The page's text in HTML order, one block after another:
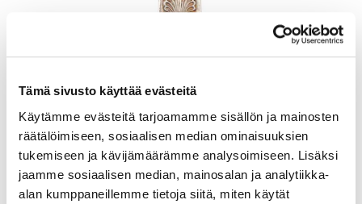
Tämä sivusto käyttää evästeitä
Käytämme evästeitä tarjoamamme sisällön ja mainosten
räätälöimiseen, sosiaalisen median ominaisuuksien
tukemiseen ja kävijämäärämme analysoimiseen. Lisäksi
jaamme sosiaalisen median, mainosalan ja analytiikka-
alan kumppaneillemme tietoja siitä, miten käytät
Otinlusikka, Musla, pituus 205mm, kaiverrettu, 813, Paino: 57,7 g
Lähtöhinta
70 €
Kaivopihan Pantti
11.8.2026 19:32:00